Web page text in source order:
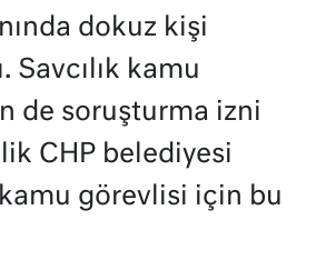
dokuz kişi
Savcılık kamu
de soruşturma izni
CHP belediyesi
görevlisi için bu